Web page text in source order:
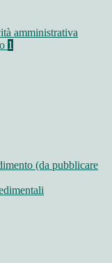
amministrativa
1
(da pubblicare